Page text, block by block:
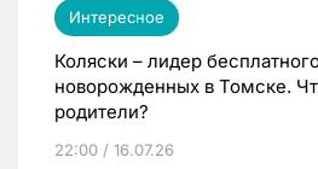
Интересное
Коляски – лидер
новорожденных в Томске.
родители?
22:00 / 16.07.26